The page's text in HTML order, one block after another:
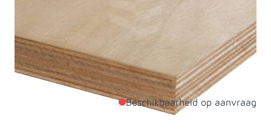
binnen- en buitentoepassingen. Dit hout uit Gabon
heeft fijne nerven, laag gewicht, en een warme,
zachtroze fineer. Het is geschikt voor gevelbekleding,
kozijnen, en meer, en gaat minstens 10 jaar mee bij
juiste verwerking en afwerking.
Beschikbaarheid op aanvraag